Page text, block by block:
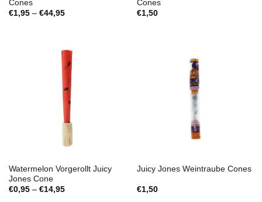
Cones
€1,95 – €44,95Preisspanne:
Cones
€1,50
Watermelon Vorgerollt Juicy
Jones Cone
€0,95 – €14,95Preisspanne:
Juicy Jones Weintraube Cones
€1,50